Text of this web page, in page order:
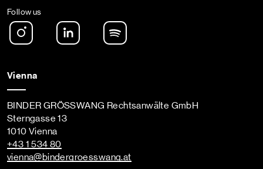
Follow us
Instagram LinkedIn
Vienna
BINDER GRÖSSWANG Rechtsanwälte GmbH
Sterngasse 13
1010 Vienna
+43 1 534 80
vienna@bindergroesswang.at